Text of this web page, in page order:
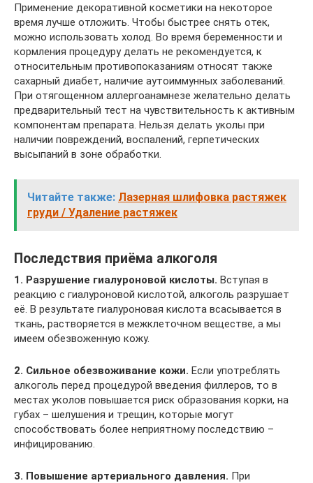
Применение декоративной косметики на некоторое
время лучше отложить. Чтобы быстрее снять отек,
можно использовать холод. Во время беременности и
кормления процедуру делать не рекомендуется, к
относительным противопоказаниям относят также
сахарный диабет, наличие аутоиммунных заболеваний.
При отягощенном аллергоанамнезе желательно делать
предварительный тест на чувствительность к активным
компонентам препарата. Нельзя делать уколы при
наличии повреждений, воспалений, герпетических
высыпаний в зоне обработки.
Читайте также: Лазерная шлифовка растяжек
груди / Удаление растяжек
Последствия приёма алкоголя
1. Разрушение гиалуроновой кислоты. Вступая в
реакцию с гиалуроновой кислотой, алкоголь разрушает
её. В результате гиалуроновая кислота всасывается в
ткань, растворяется в межклеточном веществе, а мы
имеем обезвоженную кожу.
2. Сильное обезвоживание кожи. Если употреблять
алкоголь перед процедурой введения филлеров, то в
местах уколов повышается риск образования корки, на
губах – шелушения и трещин, которые могут
способствовать более неприятному последствию –
инфицированию.
3. Повышение артериального давления. При